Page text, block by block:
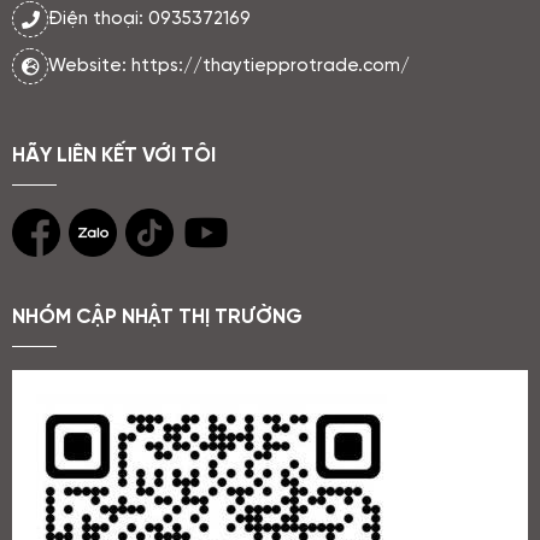
Điện thoại: 0935372169
Website: https://thaytiepprotrade.com/
HÃY LIÊN KẾT VỚI TÔI
NHÓM CẬP NHẬT THỊ TRƯỜNG